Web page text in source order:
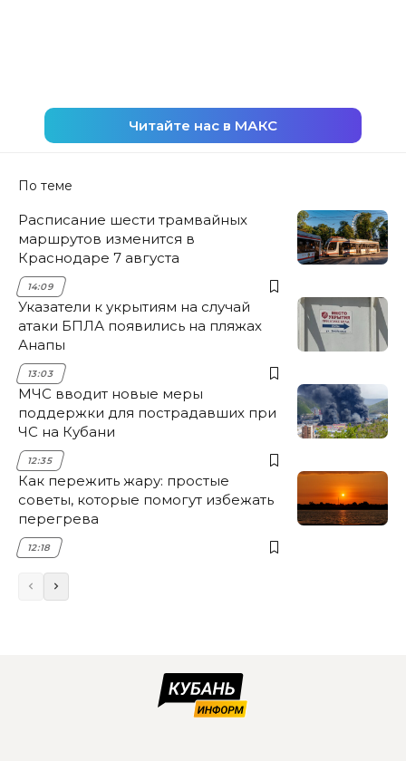
Читайте нас в МАКС
По теме
Расписание шести трамвайных
маршрутов изменится в
Краснодаре 7 августа
14:09
Указатели к укрытиям на случай
атаки БПЛА появились на пляжах
Анапы
13:03
МЧС вводит новые меры
поддержки для пострадавших при
ЧС на Кубани
12:35
Как пережить жару: простые
советы, которые помогут избежать
перегрева
12:18